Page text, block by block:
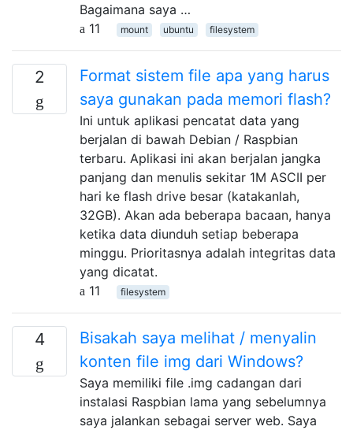
Bagaimana saya …
11
mount ubuntu filesystem
2
Format sistem file apa yang harus
saya gunakan pada memori flash?
Ini untuk aplikasi pencatat data yang
berjalan di bawah Debian / Raspbian
terbaru. Aplikasi ini akan berjalan jangka
panjang dan menulis sekitar 1M ASCII per
hari ke flash drive besar (katakanlah,
32GB). Akan ada beberapa bacaan, hanya
ketika data diunduh setiap beberapa
minggu. Prioritasnya adalah integritas data
yang dicatat.
11
filesystem
4
Bisakah saya melihat / menyalin
konten file img dari Windows?
Saya memiliki file .img cadangan dari
instalasi Raspbian lama yang sebelumnya
saya jalankan sebagai server web. Saya